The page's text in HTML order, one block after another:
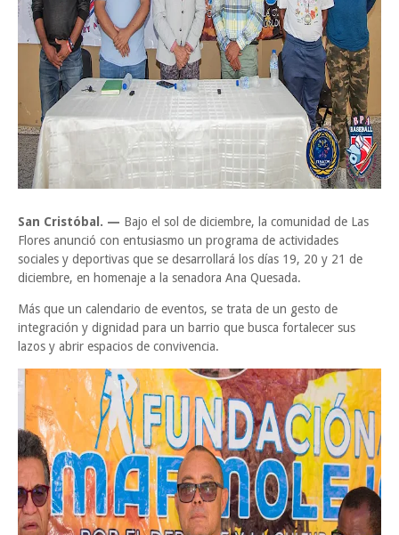
San Cristóbal. — Bajo el sol de diciembre, la comunidad de Las
Flores anunció con entusiasmo un programa de actividades
sociales y deportivas que se desarrollará los días 19, 20 y 21 de
diciembre, en homenaje a la senadora Ana Quesada.
Más que un calendario de eventos, se trata de un gesto de
integración y dignidad para un barrio que busca fortalecer sus
lazos y abrir espacios de convivencia.